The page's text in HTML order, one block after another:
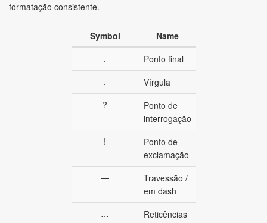
formatação consistente.
Symbol
Name
.
Ponto final
,
Vírgula
?
Ponto de
interrogação
!
Ponto de
exclamação
—
Travessão /
em dash
…
Reticências